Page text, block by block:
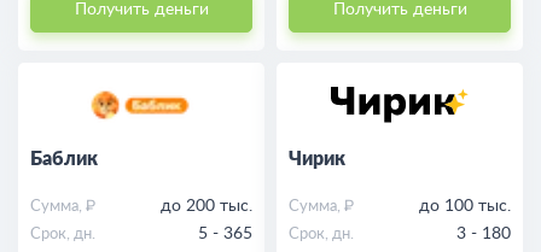
Получить деньги Получить деньги
Баблик
Сумма, ₽ до 200 тыс.
Срок, дн. 5 - 365
Чирик
Сумма, ₽ до 100 тыс.
Срок, дн. 3 - 180